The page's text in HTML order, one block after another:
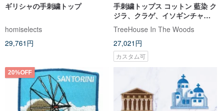
ギリシャの手刺繍トップ
homiselects
29,761円
手刺繍トップス コットン 藍染 ク
ジラ、クラゲ、イソギンチャ
ク、エイ ファンタジーデザイン
TreeHouse In The Woods
27,021円
カスタム可
20%OFF